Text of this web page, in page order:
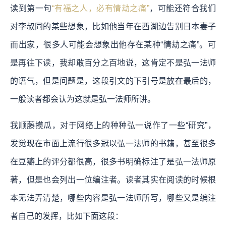
读到第一句“有福之人，必有情劫之痛”，可能还符合我们
对李叔同的某些想象，比如他当年在西湖边告别日本妻子
而出家，很多人可能会想象出他存在某种“情劫之痛”。可
是再往下读，我却敢百分之百地说，这肯定不是弘一法师
的语气，但是问题是，这段引文的下引号是放在最后的，
一般读者都会认为这就是弘一法师所讲。
我顺藤摸瓜，对于网络上的种种弘一说作了一些“研究”，
发觉现在市面上流行很多冠以弘一法师的书籍，甚至很多
在豆瓣上的评分都很高，很多书明确标注了是弘一法师原
著，但是也会列出一位编注者。读者其实在阅读的时候根
本无法弄清楚，哪些内容是弘一法师所写，哪些又是编注
者自己的发挥，比如下面这段：